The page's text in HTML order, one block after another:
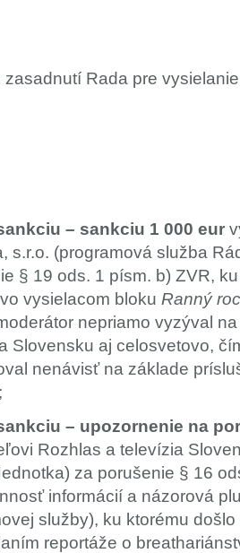
zasadnutí Rada pre
– sankciu 1 000 eur
s.r.o. (programová služba
§ 19 ods. 1 písm. b) ZVR,
vysielacom bloku Ranný
nepriamo vyzýval
Slovensku aj celosvetovo,
nenávisť na základe
– upozornenie na
Rozhlas a televízia
za porušenie § 16
informácií a názorová
služby), ku ktorému
reportáže o